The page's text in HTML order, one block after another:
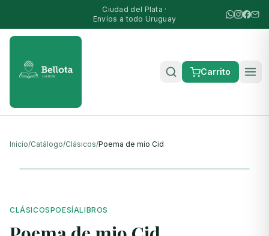
Ciudad del Plata ·
Envíos a todo Uruguay
Carrito
Inicio/Catálogo/Clásicos/Poema de mio Cid
CLÁSICOSPOESÍALIBROS